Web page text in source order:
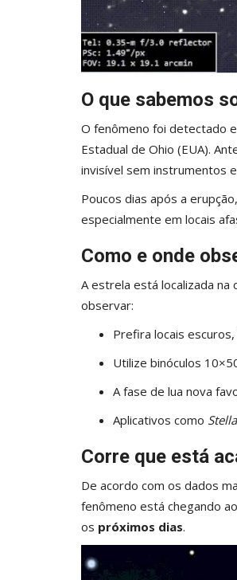
O que sabemos
O fenômeno foi detectado
Estadual de Ohio (EUA).
invisível sem instrumentos
Poucos dias após a
especialmente em locais
Como e onde
A estrela está localizada
observar:
Prefira locais
Utilize binóculos
A fase de lua nova
Aplicativos como
Corre que está
De acordo com os dados
fenômeno está chegando
os próximos dias.